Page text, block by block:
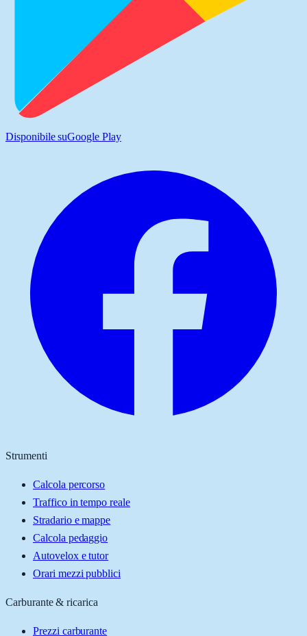
Disponibile suGoogle Play
Strumenti
Calcola percorso
Traffico in tempo reale
Stradario e mappe
Calcola pedaggio
Autovelox e tutor
Orari mezzi pubblici
Carburante & ricarica
Prezzi carburante